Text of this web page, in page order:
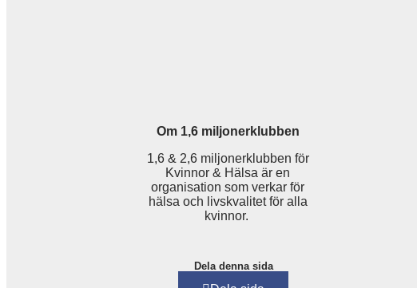
Om 1,6 miljonerklubben
1,6 & 2,6 miljonerklubben för
Kvinnor & Hälsa är en
organisation som verkar för
hälsa och livskvalitet för alla
kvinnor.
Dela denna sida